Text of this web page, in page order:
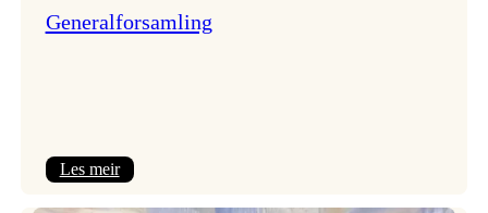
Generalforsamling
Les meir: